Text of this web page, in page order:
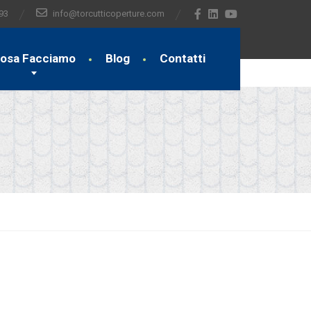
info@torcutticoperture.com
Facciamo Blog Contatti